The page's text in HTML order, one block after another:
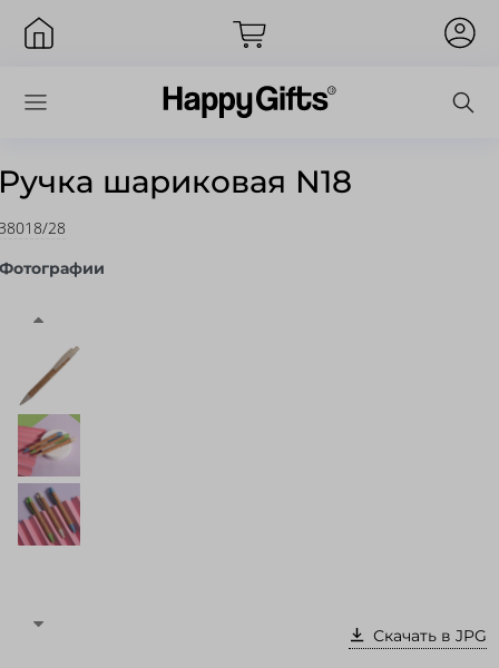
шариковая N18
28
Фотографии
Скачать в JPG
Запомнить меня